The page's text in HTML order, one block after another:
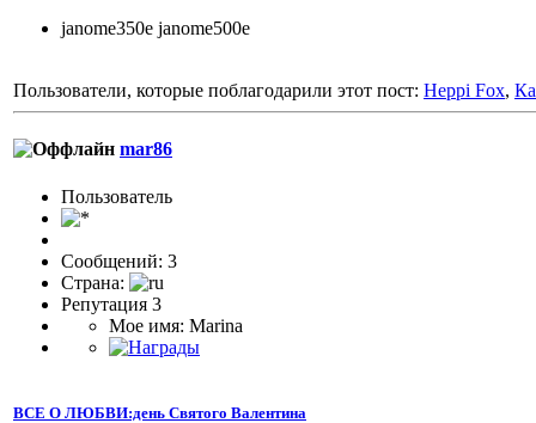
janome350e janome500e
Пользователи, которые поблагодарили этот пост: Heppi Fox,
mar86
Пользователь
Сообщений: 3
Страна:
Репутация 3
Мое имя: Marina
ВСЕ О ЛЮБВИ:день Святого Валентина